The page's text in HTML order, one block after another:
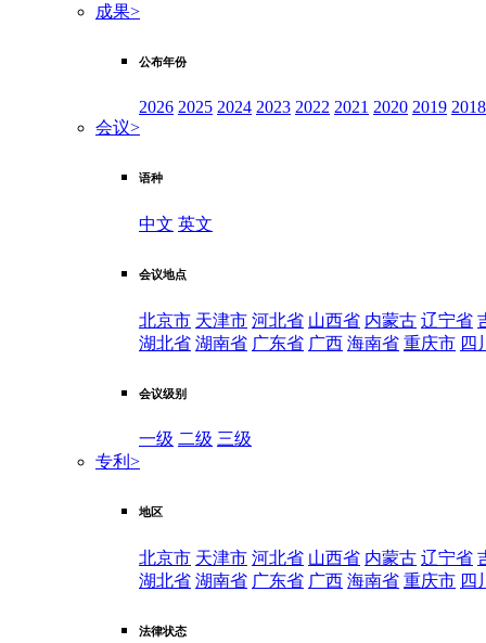
成果>
公布年份
2026 2025 2024 2023 2022 2021 2020 2019 2018
会议>
语种
中文 英文
会议地点
北京市 天津市 河北省 山西省 内蒙古 辽宁省
湖北省 湖南省 广东省 广西 海南省 重庆市 四
会议级别
一级 二级 三级
专利 >
地区
北京市 天津市 河北省 山西省 内蒙古 辽宁省
湖北省 湖南省 广东省 广西 海南省 重庆市 四
法律状态